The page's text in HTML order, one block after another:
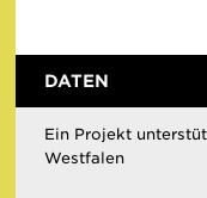
DATEN
Ein Projekt
Westfalen